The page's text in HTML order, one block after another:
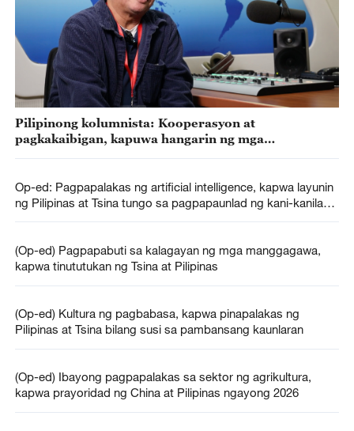
Pilipinong kolumnista: Kooperasyon at
pagkakaibigan, kapuwa hangarin ng mga
Op-ed: Pagpapalakas ng artificial intelligence, kapwa layunin
ng Pilipinas at Tsina tungo sa pagpapaunlad ng kani-kanilang
(Op-ed) Pagpapabuti sa kalagayan ng mga manggagawa,
kapwa tinututukan ng Tsina at Pilipinas
(Op-ed) Kultura ng pagbabasa, kapwa pinapalakas ng
Pilipinas at Tsina bilang susi sa pambansang kaunlaran
(Op-ed) Ibayong pagpapalakas sa sektor ng agrikultura,
kapwa prayoridad ng China at Pilipinas ngayong 2026